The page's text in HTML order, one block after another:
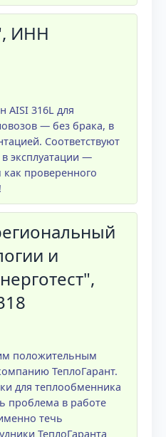
ИНН
AISI 316L для
— без брака, в
Соответствуют
эксплуатации —
проверенного
и
положительным
ТеплоГарант.
для теплообменника
проблема в работе
течь
ТеплоГаранта